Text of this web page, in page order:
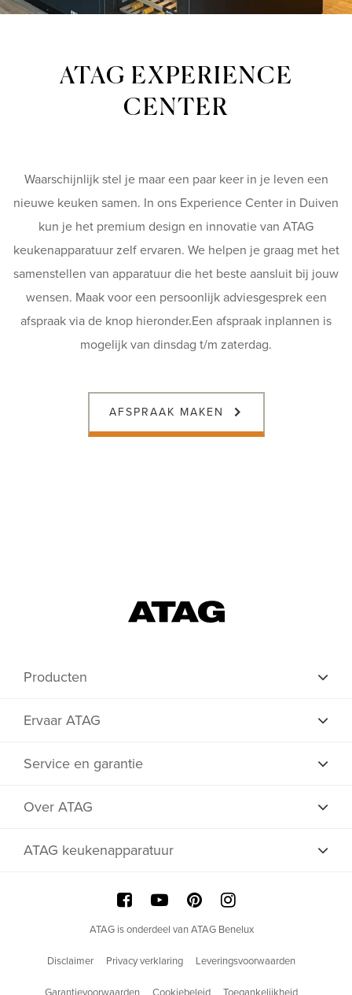
ATAG EXPERIENCE
CENTER
Waarschijnlijk stel je maar een paar keer in je leven een
nieuwe keuken samen. In ons Experience Center in Duiven
kun je het premium design en innovatie van ATAG
keukenapparatuur zelf ervaren. We helpen je graag met het
samenstellen van apparatuur die het beste aansluit bij jouw
wensen. Maak voor een persoonlijk adviesgesprek een
afspraak via de knop hieronder.Een afspraak inplannen is
mogelijk van dinsdag t/m zaterdag.
AFSPRAAK MAKEN
Producten
Ervaar ATAG
Service en garantie
Over ATAG
ATAG keukenapparatuur
ATAG is onderdeel van ATAG Benelux
Disclaimer Privacy verklaring Leveringsvoorwaarden